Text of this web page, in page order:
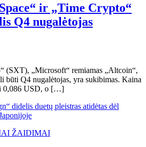
ir „Time Crypto“
Q4 nugalėtojas
(SXT), „Microsoft“ remiamas „Altcoin“,
būti Q4 nugalėtojas, yra sukibimas. Kaina
0,086 USD, o […]
ŽAIDIMAI